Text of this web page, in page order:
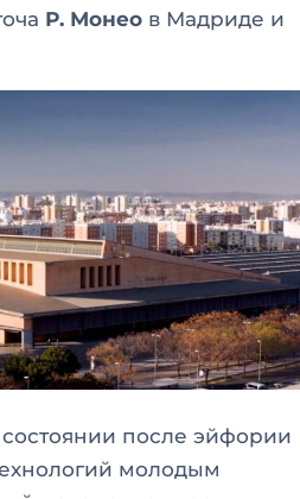
Р. Монео в Мадриде и
после эйфории
молодым